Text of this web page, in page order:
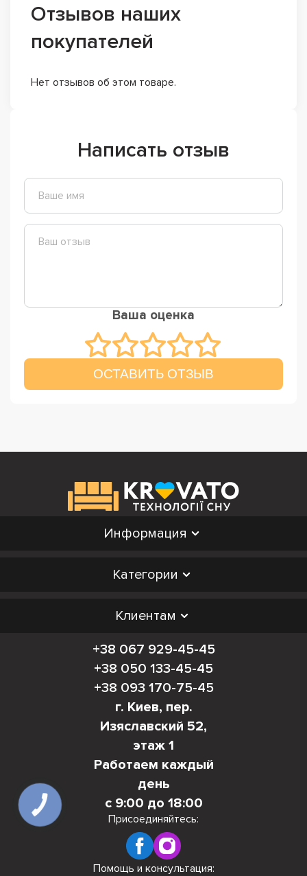
Отзывов наших
покупателей
Нет отзывов об этом товаре.
Написать отзыв
Ваша оценка
ОСТАВИТЬ ОТЗЫВ
Информация
Категории
Клиентам
+38 067 929-45-45
+38 050 133-45-45
+38 093 170-75-45
г. Киев, пер.
Изяславский 52,
этаж 1
Работаем каждый
день
с 9:00 до 18:00
Присоединяйтесь:
Помощь и консультация:
КНОПКА
СВЯЗИ